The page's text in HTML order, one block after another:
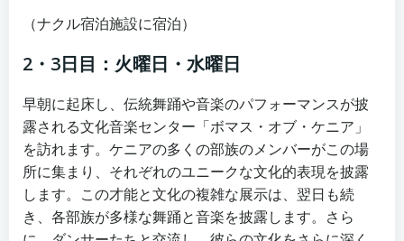
（ナクル宿泊施設に宿泊）
2・3日目：火曜日・水曜日
早朝に起床し、伝統舞踊や音楽のパフォーマンスが披
露される文化音楽センター「ボマス・オブ・ケニア」
を訪れます。ケニアの多くの部族のメンバーがこの場
所に集まり、それぞれのユニークな文化的表現を披露
します。この才能と文化の複雑な展示は、翌日も続
き、各部族が多様な舞踊と音楽を披露します。さら